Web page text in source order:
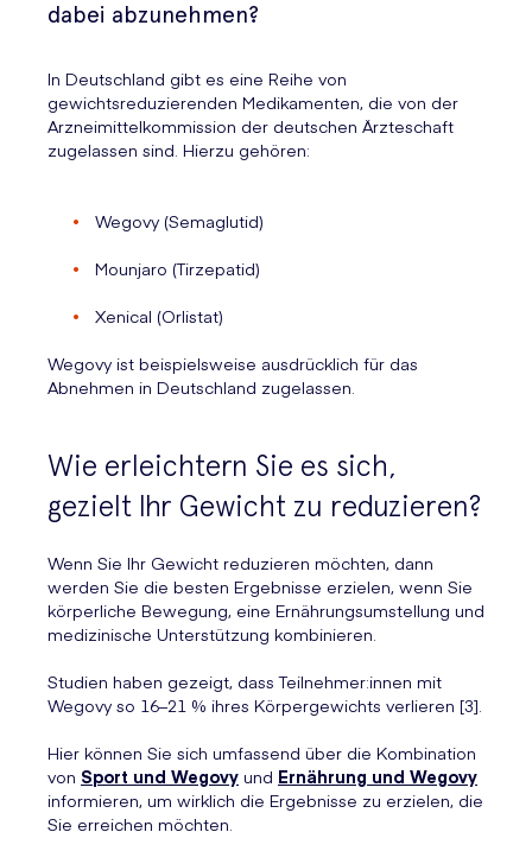
dabei abzunehmen?
In Deutschland gibt es eine Reihe von
gewichtsreduzierenden Medikamenten, die von der
Arzneimittelkommission der deutschen Ärzteschaft
zugelassen sind. Hierzu gehören:
Wegovy (Semaglutid)
Mounjaro (Tirzepatid)
Xenical (Orlistat)
Wegovy ist beispielsweise ausdrücklich für das
Abnehmen in Deutschland zugelassen.
Wie erleichtern Sie es sich,
gezielt Ihr Gewicht zu reduzieren?
Wenn Sie Ihr Gewicht reduzieren möchten, dann
werden Sie die besten Ergebnisse erzielen, wenn Sie
körperliche Bewegung, eine Ernährungsumstellung und
medizinische Unterstützung kombinieren.
Studien haben gezeigt, dass Teilnehmer:innen mit
Wegovy so 16–21 % ihres Körpergewichts verlieren [3].
Hier können Sie sich umfassend über die Kombination
von Sport und Wegovy und Ernährung und Wegovy
informieren, um wirklich die Ergebnisse zu erzielen, die
Sie erreichen möchten.